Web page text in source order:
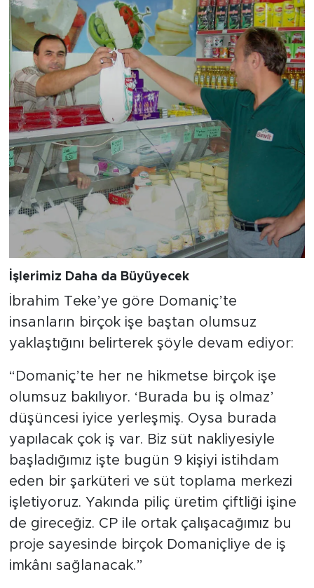
İşlerimiz Daha da Büyüyecek
İbrahim Teke’ye göre Domaniç’te
insanların birçok işe baştan olumsuz
yaklaştığını belirterek şöyle devam ediyor:
“Domaniç’te her ne hikmetse birçok işe
olumsuz bakılıyor. ‘Burada bu iş olmaz’
düşüncesi iyice yerleşmiş. Oysa burada
yapılacak çok iş var. Biz süt nakliyesiyle
başladığımız işte bugün 9 kişiyi istihdam
eden bir şarküteri ve süt toplama merkezi
işletiyoruz. Yakında piliç üretim çiftliği işine
de gireceğiz. CP ile ortak çalışacağımız bu
proje sayesinde birçok Domaniçliye de iş
imkânı sağlanacak.”